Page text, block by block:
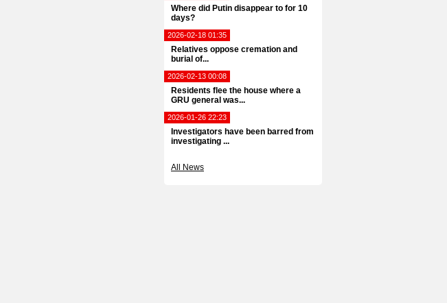
Where did Putin disappear to for 10
days?
2026-02-18 01:35
Relatives oppose cremation and
burial of...
2026-02-13 00:08
Residents flee the house where a
GRU general was...
2026-01-26 22:23
Investigators have been barred from
investigating ...
All News